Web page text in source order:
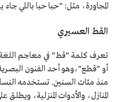
المجاورة، مثل: "حبا حبا باللي جاء
القط العسيري
تعرف كلمة "قط" في معاجم
أو "قطع"،وهو أحد الفنون البصرية
منذ مئات السنين. تستخدمه
المنازل، والأدوات المنزلية،